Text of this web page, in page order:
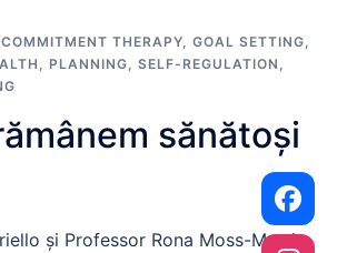
THERAPY, GOAL SETTING,
, PLANNING, SELF-REGULATION ,
sănătoși
și Professor Rona Moss-Morris,